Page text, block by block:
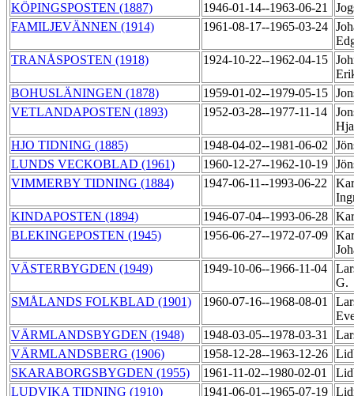
KÖPINGSPOSTEN (1887) 1946-01-14--1963-06-21
FAMILJEVÄNNEN (1914)
1961-08-17--1965-03-24
TRANÅSPOSTEN (1918)
1924-10-22--1962-04-15
BOHUSLÄNINGEN (1878)
1959-01-02--1979-05-15
VETLANDAPOSTEN (1893)
1952-03-28--1977-11-14
HJO TIDNING (1885)
1948-04-02--1981-06-02
LUNDS VECKOBLAD (1961)
1960-12-27--1962-10-19
VIMMERBY TIDNING (1884)
1947-06-11--1993-06-22
KINDAPOSTEN (1894)
1946-07-04--1993-06-28
BLEKINGEPOSTEN (1945)
1956-06-27--1972-07-09
VÄSTERBYGDEN (1949)
1949-10-06--1966-11-04
G.
SMÅLANDS FOLKBLAD (1901)
1960-07-16--1968-08-01
VÄRMLANDSBYGDEN (1948)
1948-03-05--1978-03-31
VÄRMLANDSBERG (1906)
1958-12-28--1963-12-26
SKARABORGSBYGDEN (1955)
1961-11-02--1980-02-01
LUDVIKA TIDNING (1910)
1941-06-01--1965-07-19